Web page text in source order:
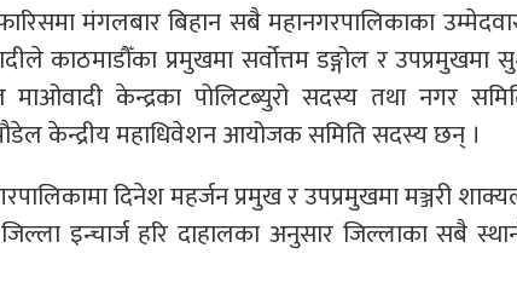
मंगलबार बिहान सबै महानगरपालिकाका
काठमाडौँका प्रमुखमा सर्वोत्तम डङ्गोल र उपप्रमुखमा
केन्द्रका पोलिटब्युरो सदस्य तथा नगर
केन्द्रीय महाधिवेशन आयोजक समिति सदस्य छन् ।
दिनेश महर्जन प्रमुख र उपप्रमुखमा मञ्जरी
इन्चार्ज हरि दाहालका अनुसार जिल्लाका सबै